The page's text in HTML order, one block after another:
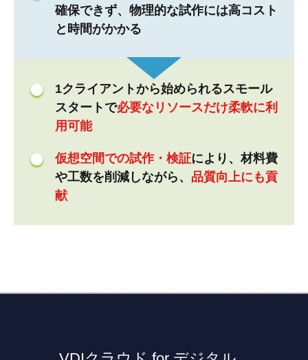
確保できず、物理的な試作には高コスト
と時間がかかる
1クライアントから始められるスモール
スタートで必要なリソースだけ柔軟に利
用可能
仮想空間での試作・検証により、材料費
や工数を削減しながら、 品質向上にも貢
献